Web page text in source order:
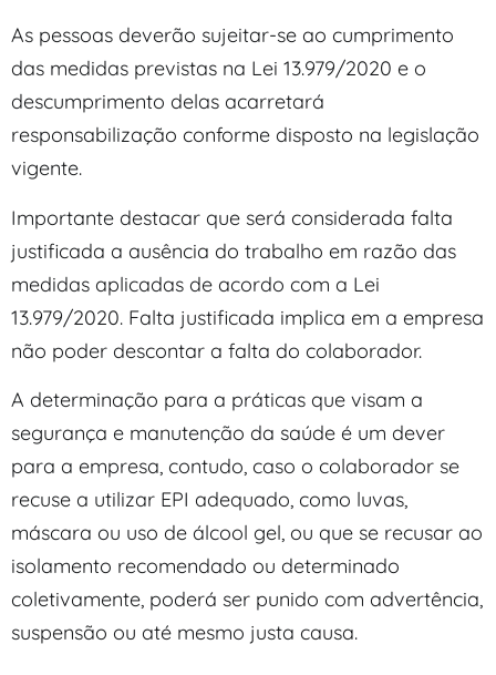
As pessoas deverão sujeitar-se ao cumprimento
das medidas previstas na Lei 13.979/2020 e o
descumprimento delas acarretará
responsabilização conforme disposto na legislação
vigente.
Importante destacar que será considerada falta
justificada a ausência do trabalho em razão das
medidas aplicadas de acordo com a Lei
13.979/2020. Falta justificada implica em a empresa
não poder descontar a falta do colaborador.
A determinação para a práticas que visam a
segurança e manutenção da saúde é um dever
para a empresa, contudo, caso o colaborador se
recuse a utilizar EPI adequado, como luvas,
máscara ou uso de álcool gel, ou que se recusar ao
isolamento recomendado ou determinado
coletivamente, poderá ser punido com advertência,
suspensão ou até mesmo justa causa.